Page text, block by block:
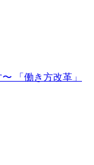
「働き方改革」